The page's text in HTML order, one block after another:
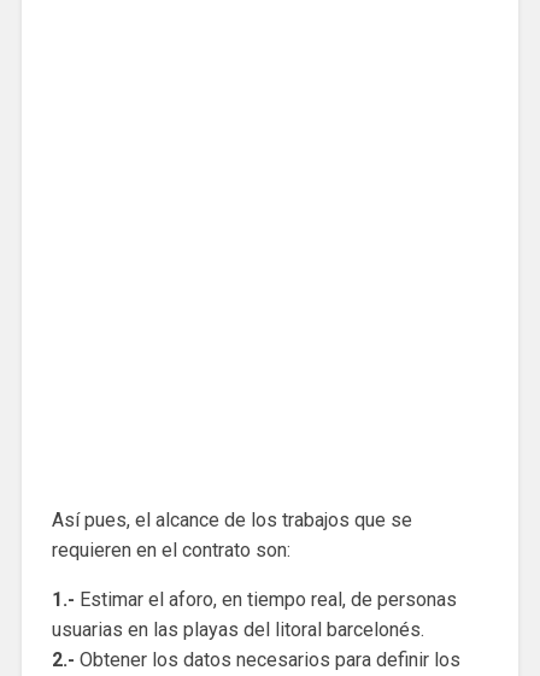
Así pues, el alcance de los trabajos que se
requieren en el contrato son:
1.- Estimar el aforo, en tiempo real, de personas
usuarias en las playas del litoral barcelonés.
2.- Obtener los datos necesarios para definir los